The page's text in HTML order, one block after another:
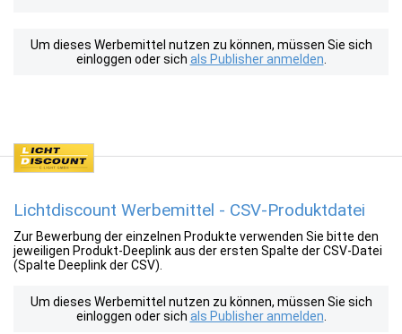
Um dieses Werbemittel nutzen zu können, müssen Sie sich
einloggen oder sich als Publisher anmelden
Lichtdiscount Werbemittel - CSV-Produktdatei
Zur Bewerbung der einzelnen Produkte verwenden Sie bitte den
jeweiligen Produkt-Deeplink aus der ersten Spalte der CSV-Datei
(Spalte Deeplink der CSV).
Um dieses Werbemittel nutzen zu können, müssen Sie sich
einloggen oder sich als Publisher anmelden